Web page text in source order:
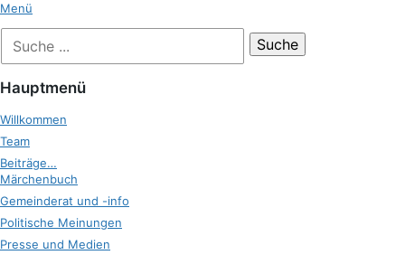
Zum
springen
Menü
nach:
Hauptmenü
Willkommen
Team
Beiträge…
Märchenbuch
Gemeinderat und -info
Politische Meinungen
Presse und Medien